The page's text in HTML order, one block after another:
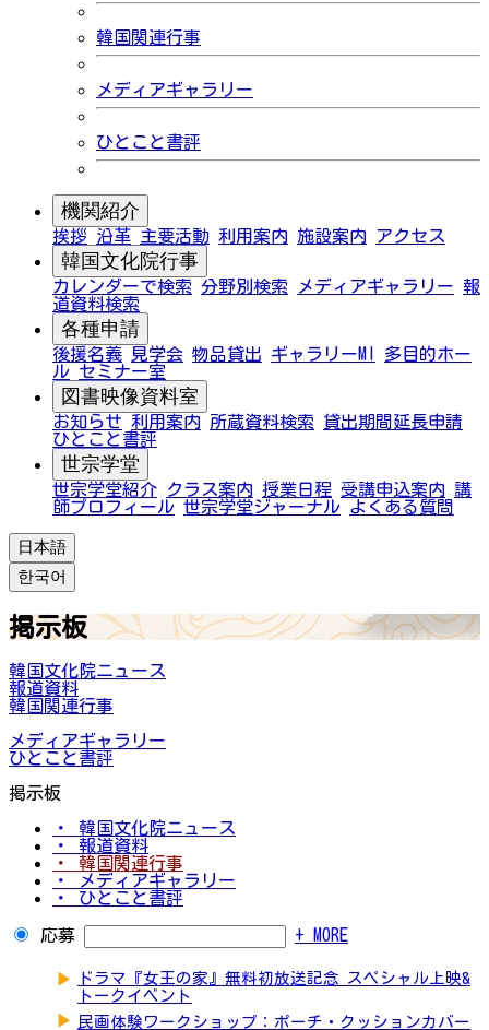
韓国関連行事
メディアギャラリー
ひとこと書評
機関紹介
挨拶 沿革 主要活動 利用案内 施設案内 アクセス
韓国文化院行事
カレンダーで検索 分野別検索 メディアギャラリー 報
道資料検索
各種申請
後援名義 見学会 物品貸出 ギャラリーMI
多目的ホー
ル セミナー室
図書映像資料室
お知らせ 利用案内 所蔵資料検索
貸出期間延長申請
ひとこと書評
世宗学堂
世宗学堂紹介 クラス案内 授業日程 受講申込案内 講
師プロフィール 世宗学堂ジャーナル よくある質問
日本語
한국어
掲示板
韓国文化院ニュース
報道資料
韓国関連行事
メディアギャラリー
ひとこと書評
掲示板
・ 韓国文化院ニュース
・ 報道資料
・ 韓国関連行事
・ メディアギャラリー
・ ひとこと書評
応募 + MORE
▶
ドラマ『女王の家』無料初放送記念 スペシャル上映&
トークイベント
▶ 民画体験ワークショップ：ポーチ・クッションカバー